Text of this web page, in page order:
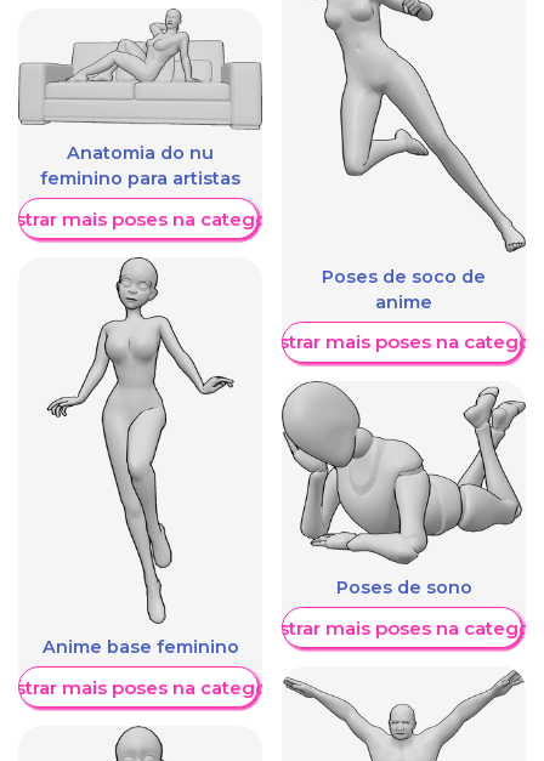
Anatomia do nu
feminino para artistas
mais poses na categoria
Anime base feminino
mais poses na categoria
Poses de soco de
anime
Mostrar mais poses na
Poses de sono
Mostrar mais poses na